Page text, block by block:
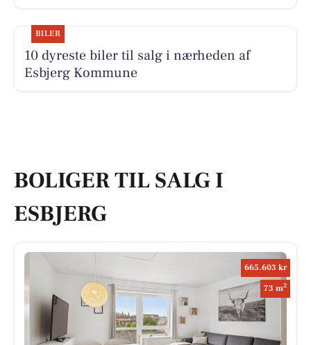
BILER
10 dyreste biler til salg i nærheden af
Esbjerg Kommune
BOLIGER TIL SALG I
ESBJERG
665.603 kr
73 m2